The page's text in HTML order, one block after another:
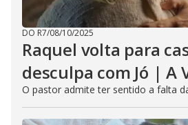
DO R7/08/10/2025
Raquel volta para
desculpa com Jó | A
O pastor admite ter sentido a falta